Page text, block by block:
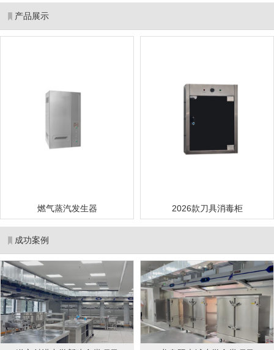
产品展示
燃气蒸汽发生器 2026款刀具消毒柜
成功案例